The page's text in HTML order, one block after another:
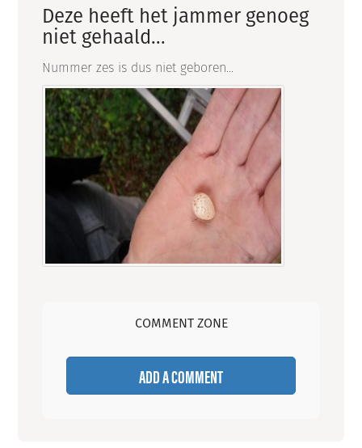
Deze heeft het jammer genoeg
niet gehaald...
Nummer zes is dus niet geboren...
COMMENT ZONE
ADD A COMMENT